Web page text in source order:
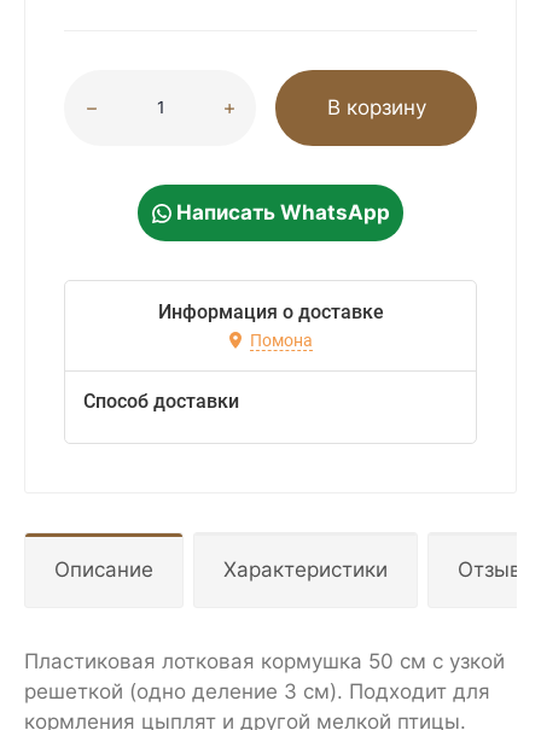
В корзину
Написать WhatsApp
Информация о доставке
Помона
Способ доставки
Описание Характеристики Отзывы
Пластиковая лотковая кормушка 50 см с узкой
решеткой (одно деление 3 см). Подходит для
кормления цыплят и другой мелкой птицы.